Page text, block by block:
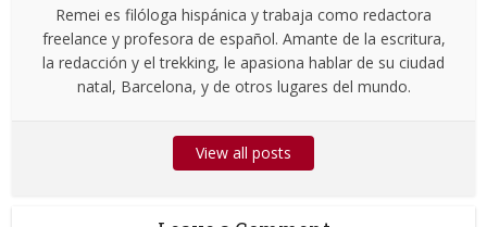
Remei es filóloga hispánica y trabaja como redactora
freelance y profesora de español. Amante de la escritura,
la redacción y el trekking, le apasiona hablar de su ciudad
natal, Barcelona, y de otros lugares del mundo.
View all posts